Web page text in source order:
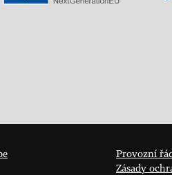
Provozní
Zásady